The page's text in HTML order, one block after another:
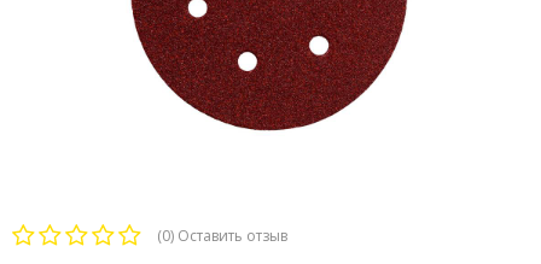
(0) Оставить отзыв